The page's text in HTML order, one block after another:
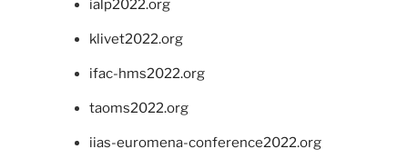
ialp2022.org
klivet2022.org
ifac-hms2022.org
taoms2022.org
iias-euromena-conference2022.org